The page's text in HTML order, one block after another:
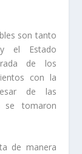
son tanto
el Estado
de los
con la
de las
se tomaron
de manera